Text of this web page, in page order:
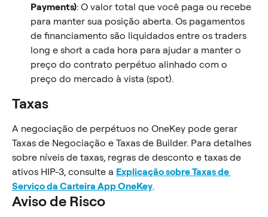
Payments): O valor total que você paga ou recebe
para manter sua posição aberta. Os pagamentos
de financiamento são liquidados entre os traders
long e short a cada hora para ajudar a manter o
preço do contrato perpétuo alinhado com o
preço do mercado à vista (spot).
Taxas
A negociação de perpétuos no OneKey pode gerar
Taxas de Negociação e Taxas de Builder. Para detalhes
sobre níveis de taxas, regras de desconto e taxas de
ativos HIP-3, consulte a Explicação sobre Taxas de
Serviço da Carteira App OneKey.
Aviso de Risco